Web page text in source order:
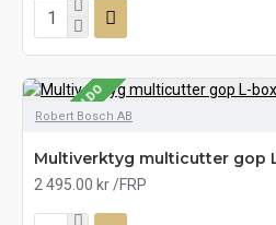
SE LAGERSALDO
Robert Bosch AB
Multiverktyg multicutter gop
2 495.00 kr /FRP